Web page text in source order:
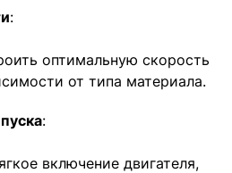
:
оптимальную скорость
от типа материала.
:
включение двигателя,